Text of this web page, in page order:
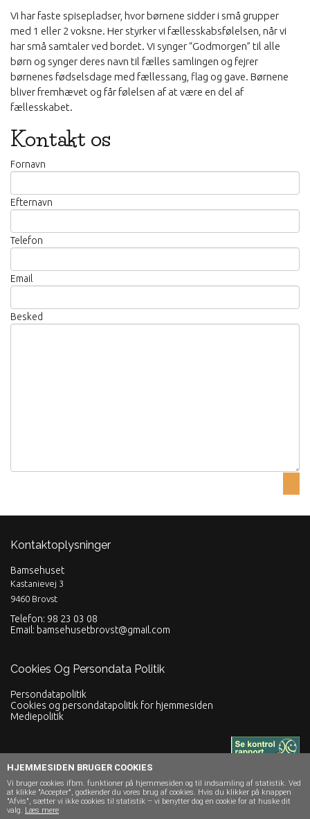
Vi har faste spisepladser, hvor børnene sidder i små grupper
med 1 eller 2 voksne. Her styrker vi fællesskabsfølelsen, når vi
har små samtaler ved bordet. Vi synger “Godmorgen” til alle
børn og synger deres navn til fælles samlingen og fejrer
børnenes fødselsdage med fællessang, flag og gave. Børnene
bliver fremhævet og får følelsen af at være en del af
fællesskabet.
Kontakt os
Fornavn
Efternavn
Telefon
Email
Besked
Kontaktoplysninger
Bamsehuset
Kastanievej 3
9460 Brovst
Telefon: 98 23 03 08
Email: bamsehusetbrovst@gmail.com
Cookies Og Persondata Politik
Persondatapolitik
Cookies og persondatapolitik for hjemmesiden
Mediepolitik
2026 © Bamsehuset. Alle rettigheder forbeholdes.
Powered by
Søgaard &
HJEMMESIDEN BRUGER COOKIES
Vi bruger cookies ifbm. funktioner på hjemmesiden og til indsamling af statistik. Ved
at klikke "Accepter", godkender du vores brug af cookies. Hvis du klikker på knappen
"Afvis", sætter vi ikke cookies til statistik – vi benytter dog en cookie for at huske dit
valg. Læs mere